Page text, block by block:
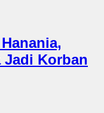
Korban